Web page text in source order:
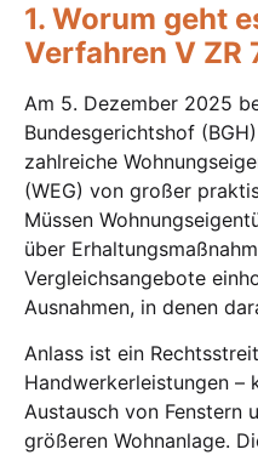
1. Worum geht
Verfahren V ZR
Am 5. Dezember 2025
Bundesgerichtshof
zahlreiche
(WEG) von großer
Müssen
über
Vergleichsangebote
Ausnahmen, in denen
Anlass ist ein
Handwerkerleistungen –
Austausch von Fenstern
größeren Wohnanlage.